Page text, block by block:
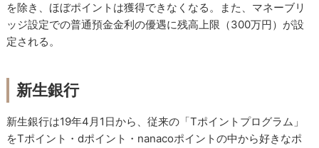
を除き、ほぼポイントは獲得できなくなる。また、マネーブリ
ッジ設定での普通預金金利の優遇に残高上限（300万円）が設
定される。
新生銀行
新生銀行は19年4月1日から、従来の「Tポイントプログラム」
をTポイント・dポイント・nanacoポイントの中から好きなポ